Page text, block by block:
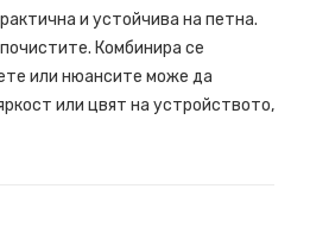
и устойчива на петна.
Комбинира се
или нюансите може да
или цвят на устройството,